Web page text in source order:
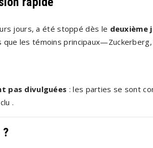
jours, a été stoppé dès le deuxième
les témoins
pas divulguées : les parties se sont
.